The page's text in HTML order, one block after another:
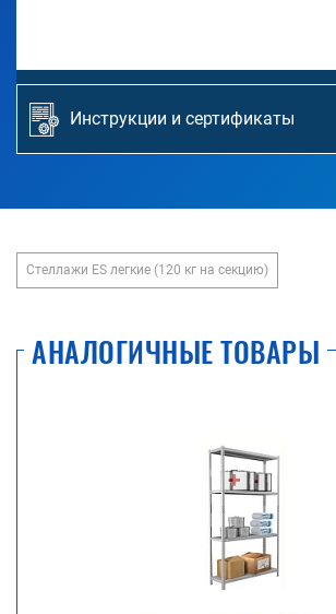
Инструкции и сертификаты
Стеллажи ES легкие (120 кг на секцию)
АНАЛОГИЧНЫЕ ТОВАРЫ